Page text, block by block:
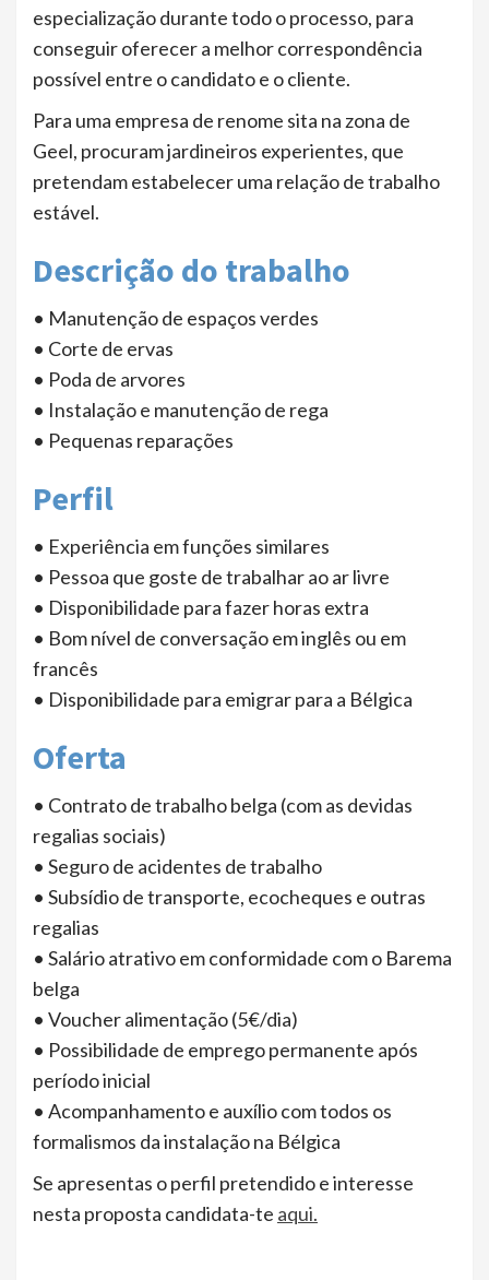
especialização durante todo o processo, para
conseguir oferecer a melhor correspondência
possível entre o candidato e o cliente.
Para uma empresa de renome sita na zona de
Geel, procuram jardineiros experientes, que
pretendam estabelecer uma relação de trabalho
estável.
Descrição do trabalho
• Manutenção de espaços verdes
• Corte de ervas
• Poda de arvores
• Instalação e manutenção de rega
• Pequenas reparações
Perfil
• Experiência em funções similares
• Pessoa que goste de trabalhar ao ar livre
• Disponibilidade para fazer horas extra
• Bom nível de conversação em inglês ou em
francês
• Disponibilidade para emigrar para a Bélgica
Oferta
• Contrato de trabalho belga (com as devidas
regalias sociais)
• Seguro de acidentes de trabalho
• Subsídio de transporte, ecocheques e outras
regalias
• Salário atrativo em conformidade com o Barema
belga
• Voucher alimentação (5€/dia)
• Possibilidade de emprego permanente após
período inicial
• Acompanhamento e auxílio com todos os
formalismos da instalação na Bélgica
Se apresentas o perfil pretendido e interesse
nesta proposta candidata-te aqui.